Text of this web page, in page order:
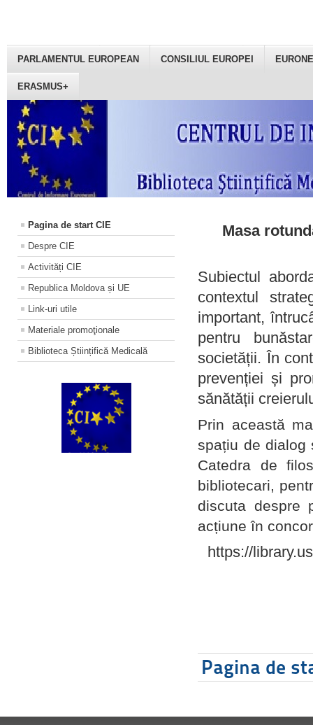
PARLAMENTUL EUROPEAN CONSILIUL EUROPEI
ERASMUS+
Pagina de start CIE
Despre CIE
Activități CIE
Republica Moldova și UE
Link-uri utile
Materiale promoţionale
Biblioteca Științifică Medicală
Masa
Subiectul
contextul
important,
pentru
societății. În
prevenției și
sănătății
Prin această
spațiu de dialog
Catedra de
bibliotecari,
discuta despre
acțiune în
https://
Pagina de